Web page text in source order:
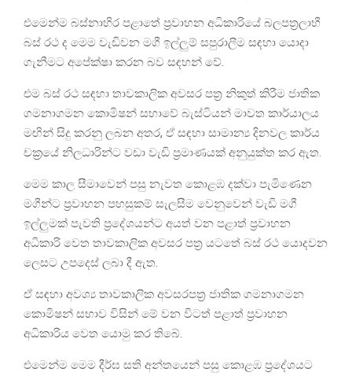
එමෙන්ම බස්නාහිර පළාතේ ප්‍රවාහන අධිකාරියේ බලපත්‍රලාභී
බස් රථ ද මෙම වැඩිවන මගී ඉල්ලුම් සපුරාලීම සඳහා යොදා
ගැනීමට අපේක්ෂා කරන බව සඳහන් වේ.
එම බස් රථ සඳහා තාවකාලික අවසර පත්‍ර නිකුත් කිරීම ජාතික
ගමනාගමන කොමිෂන් සභාවේ බැස්ටියන් මාවත කාර්යාලය
මඟින් සිදු කරනු ලබන අතර, ඒ සඳහා සාමාන්‍ය දිනවල කාර්ය
චක්‍රයේ නිලධාරින්ට වඩා වැඩි ප්‍රමාණයක් අනුයුක්ත කර ඇත.
මෙම කාල සීමාවෙන් පසු නැවත කොළඹ දක්වා පැමිණෙන
මගීන්ට ප්‍රවාහන පහසුකම් සැලසීම වෙනුවෙන් වැඩි මගී
ඉල්ලුමක් පැවති ප්‍රදේශයන්ට අයත් වන පළාත් ප්‍රවාහන
අධිකාරි වෙත තාවකාලික අවසර පත්‍ර යටතේ බස් රථ යොදවන
ලෙසට උපදෙස් ලබා දී ඇත.
ඒ සඳහා අවශ්‍ය තාවකාලික අවසරපත්‍ර ජාතික ගමනාගමන
කොමිෂන් සභාව විසින් මේ වන විටත් පළාත් ප්‍රවාහන
අධිකාරිය වෙත යොමු කර තිබේ.
එමෙන්ම මෙම දීර්ඝ සති අන්තයෙන් පසු කොළඹ ප්‍රදේශයට